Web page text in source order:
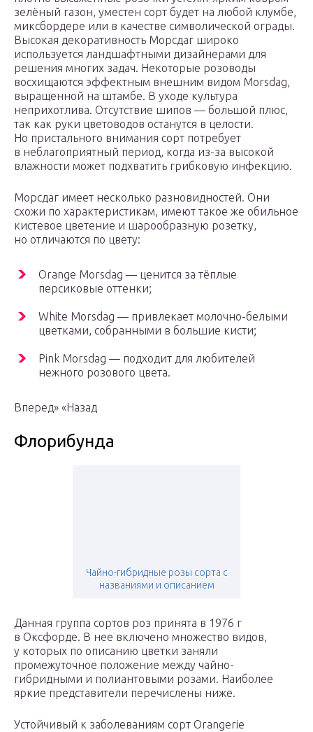
зелёный газон, уместен сорт будет на любой клумбе,
миксбордере или в качестве символической ограды.
Высокая декоративность Морсдаг широко
используется ландшафтными дизайнерами для
решения многих задач. Некоторые розоводы
восхищаются эффектным внешним видом Morsdag,
выращенной на штамбе. В уходе культура
неприхотлива. Отсутствие шипов — большой плюс,
так как руки цветоводов останутся в целости.
Но пристального внимания сорт потребует
в неблагоприятный период, когда из-за высокой
влажности может подхватить грибковую инфекцию.
Морсдаг имеет несколько разновидностей. Они
схожи по характеристикам, имеют такое же обильное
кистевое цветение и шарообразную розетку,
но отличаются по цвету:
Orange Morsdag — ценится за тёплые
персиковые оттенки;
White Morsdag — привлекает молочно-белыми
цветками, собранными в большие кисти;
Pink Morsdag — подходит для любителей
нежного розового цвета.
Вперед» «Назад
Флорибунда
Чайно-гибридные розы сорта с
названиями и описанием
Данная группа сортов роз принята в 1976 г
в Оксфорде. В нее включено множество видов,
у которых по описанию цветки заняли
промежуточное положение между чайно-
гибридными и полиантовыми розами. Наиболее
яркие представители перечислены ниже.
Устойчивый к заболеваниям сорт Orangerie